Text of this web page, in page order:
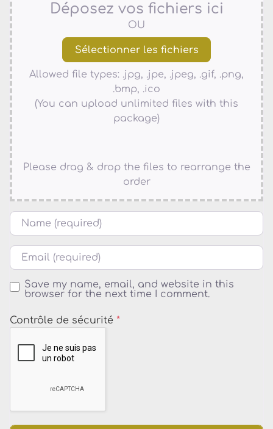
Déposez vos fichiers ici
OU
Allowed file types: .jpg, .jpe, .jpeg, .gif, .png,
.bmp, .ico
(You can upload unlimited files with this
package)
Please drag & drop the files to rearrange the
order
Name
Courriel
Save my name, email, and website in this
browser for the next time I comment.
Contrôle de sécurité *